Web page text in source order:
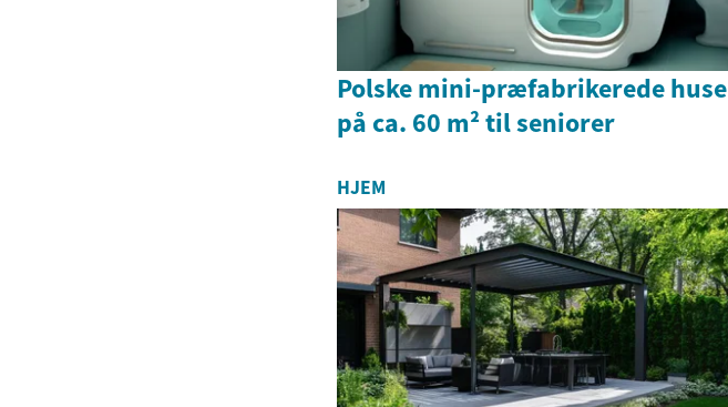
Polske mini-præfabrikerede huse
på ca. 60 m² til seniorer
HJEM